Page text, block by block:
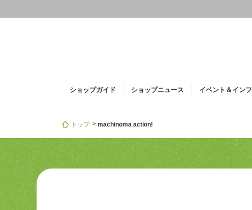
ショップガイド ショップニュース イベント＆イン
トップ machinoma action!